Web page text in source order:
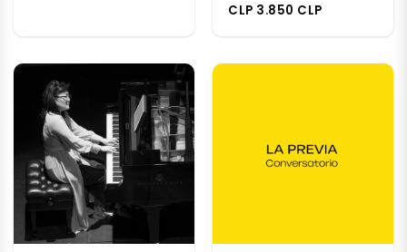
CLP 3.850 CLP